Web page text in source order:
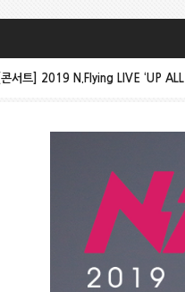
[콘서트] 2019 N.Flying LIVE ‘UP